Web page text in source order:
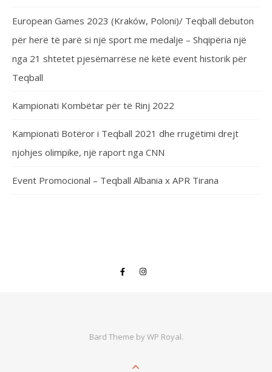
European Games 2023 (Kraków, Poloni)/ Teqball debuton
për herë të parë si një sport me medalje – Shqipëria një
nga 21 shtetet pjesëmarrëse në këtë event historik për
Teqball
Kampionati Kombëtar për të Rinj 2022
Kampionati Botëror i Teqball 2021 dhe rrugëtimi drejt
njohjes olimpike, një raport nga CNN
Event Promocional – Teqball Albania x APR Tirana
Bard Theme byWP Royal.